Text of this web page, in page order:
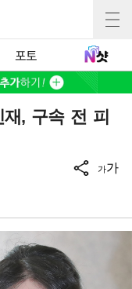
포토
, 구속 전 피
가가